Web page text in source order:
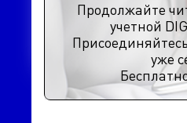
Продолжайте
учетной
уже